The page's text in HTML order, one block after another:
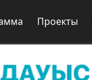
Проекты